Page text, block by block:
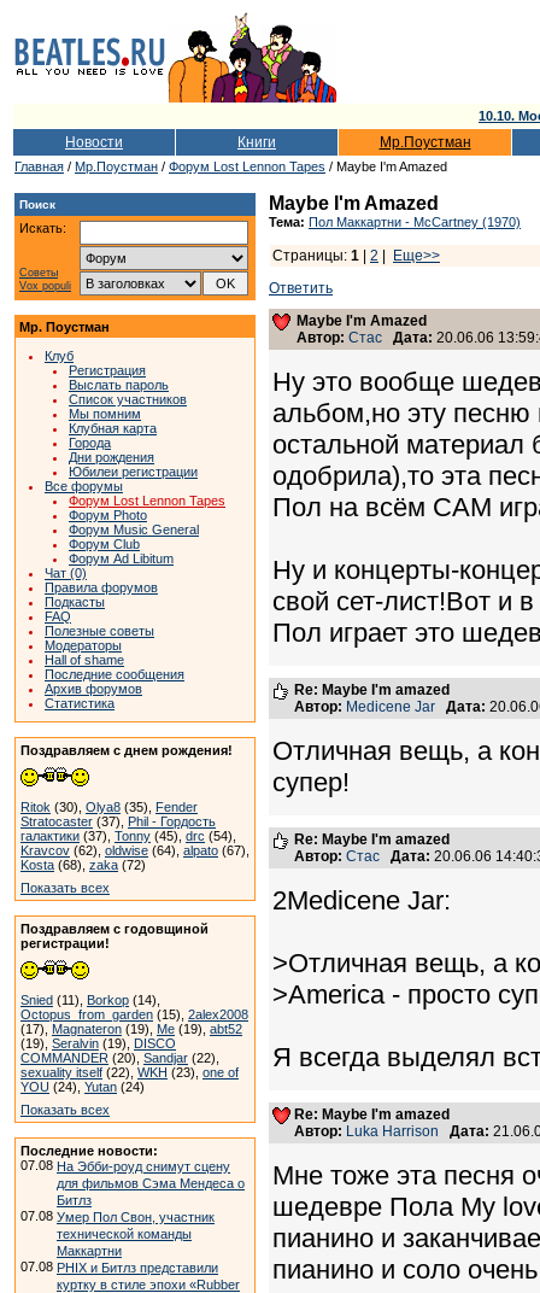
10.10.
Новости Книги Мр.Поустман
Главная / Мр.Поустман / Форум Lost Lennon Tapes / Maybe I'm Amazed
Поиск
Искать:
Советы
Vox populi
Мр. Поустман
Клуб
Регистрация
Выслать пароль
Список участников
Мы помним
Клубная карта
Города
Дни рождения
Юбилеи регистрации
Все форумы
Форум Lost Lennon Tapes
Форум Photo
Форум Music General
Форум Club
Форум Ad Libitum
Чат (0)
Правила форумов
Подкасты
FAQ
Полезные советы
Модераторы
Hall of shame
Последние сообщения
Архив форумов
Статистика
Поздравляем с днем рождения!
Ritok (30), Olya8 (35), Fender
Stratocaster (37), Phil - Гордость
галактики (37), Tonny (45), drc (54),
Kravcov (62), oldwise (64), alpato (67),
Kosta (68), zaka (72)
Показать всех
Поздравляем с годовщиной
регистрации!
Snied (11), Borkop (14),
Octopus_from_garden (15), 2alex2008
(17), Magnateron (19), Me (19), abt52
(19), Seralvin (19), DISCO
COMMANDER (20), Sandjar (22),
sexuality itself (22), WKH (23), one of
YOU (24), Yutan (24)
Показать всех
Последние новости:
07.08 На Эбби-роуд снимут сцену
для фильмов Сэма Мендеса о
Битлз
07.08 Умер Пол Свон, участник
технической команды
Маккартни
07.08 PHIX и Битлз представили
куртку в стиле эпохи «Rubber
Maybe I'm Amazed
Тема: Пол Маккартни - McCartney (1970)
Страницы: 1 2
Еще>>
Ответить
Maybe I'm Amazed
Автор: Стас Дата: 20.06.06
Ну это вообще
альбом,но эту
остальной
одобрила),то эта
Пол на всём САМ
Ну и концерты-
свой сет-лист!Вот и
Пол играет это
Re: Maybe I'm amazed
Автор: Medicene Jar Дата:
Отличная вещь, а
супер!
Re: Maybe I'm amazed
Автор: Стас Дата: 20.06.06
2Medicene Jar:
>Отличная вещь, а
>America - просто
Я всегда выделял
Re: Maybe I'm amazed
Автор: Luka Harrison Дата:
Мне тоже эта песня
шедевре Пола My
пианино и
пианино и соло